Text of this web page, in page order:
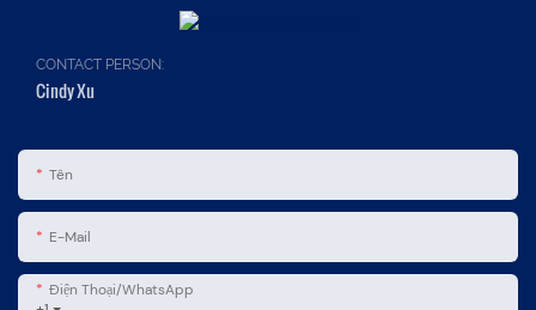
CONTACT PERSON:
Cindy Xu
Tên
E-Mail
Điện Thoại/WhatsApp